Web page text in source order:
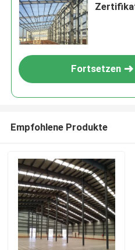
Fortsetzen
Empfohlene Produkte